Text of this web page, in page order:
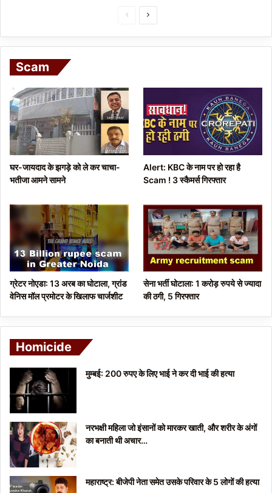
e
u
p
e
x
g
e
Scam
घर-जायदाद के झगड़े को ले कर चाचा-
भतीजा आमने सामने
Alert: KBC के नाम पर हो रहा है
Scam ! 3 स्कैमर्स गिरफ्तार
ग्रेटर नोएडा: 13 अरब का घोटाला, ग्रांड
वेनिस मॉल प्रमोटर के खिलाफ चार्जशीट
सेना भर्ती घोटाला: 1 करोड़ रुपये से ज्यादा
की ठगी, 5 गिरफ्तार
Homicide
मुम्बई: 200 रुपए के लिए भाई ने कर दी भाई की हत्या
नरभक्षी महिला जो इंसानों को मारकर खाती, और शरीर के अंगों
का बनाती थी अचार…
महाराष्ट्र: बीजेपी नेता समेत उसके परिवार के 5 लोगों की हत्या